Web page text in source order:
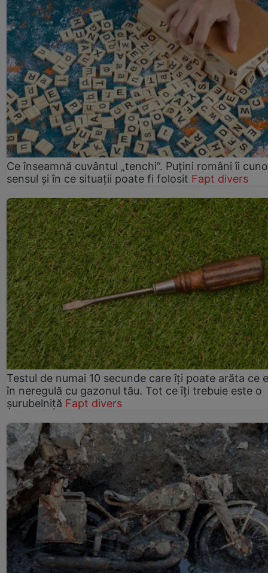
Ce înseamnă cuvântul „tenchi”. Puțini români îi
sensul și în ce situații poate fi folosit Fapt divers
Testul de numai 10 secunde care îți poate arăta ce
în neregulă cu gazonul tău. Tot ce îți trebuie este o
șurubelniță Fapt divers